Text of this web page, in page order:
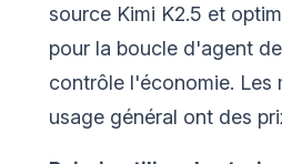
source Kimi K2.5 et
pour la boucle d'agent
contrôle l'économie. Les
usage général ont des